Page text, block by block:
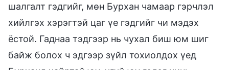
шалгалт гэдгийг, мөн Бурхан чамаар гэрчлэл
хийлгэх хэрэгтэй цаг үе гэдгийг чи мэдэх
ёстой. Гаднаа тэдгээр нь чухал биш юм шиг
байж болох ч эдгээр зүйл тохиолдох үед